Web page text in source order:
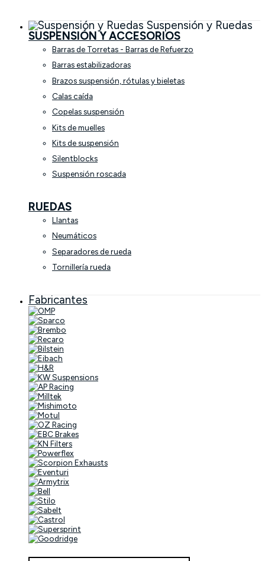
Suspensión y Ruedas
SUSPENSIÓN Y ACCESORIOS
Barras de Torretas - Barras de Refuerzo
Barras estabilizadoras
Brazos suspensión, rótulas y bieletas
Calas caída
Copelas suspensión
Kits de muelles
Kits de suspensión
Silentblocks
Suspensión roscada
RUEDAS
Llantas
Neumáticos
Separadores de rueda
Tornillería rueda
Fabricantes